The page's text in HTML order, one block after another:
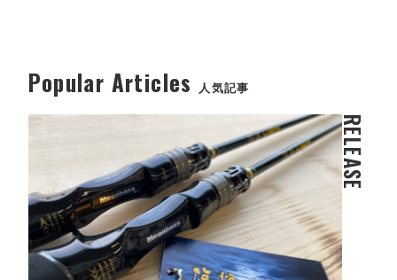
Popular Articles 人気記事
RELEASE